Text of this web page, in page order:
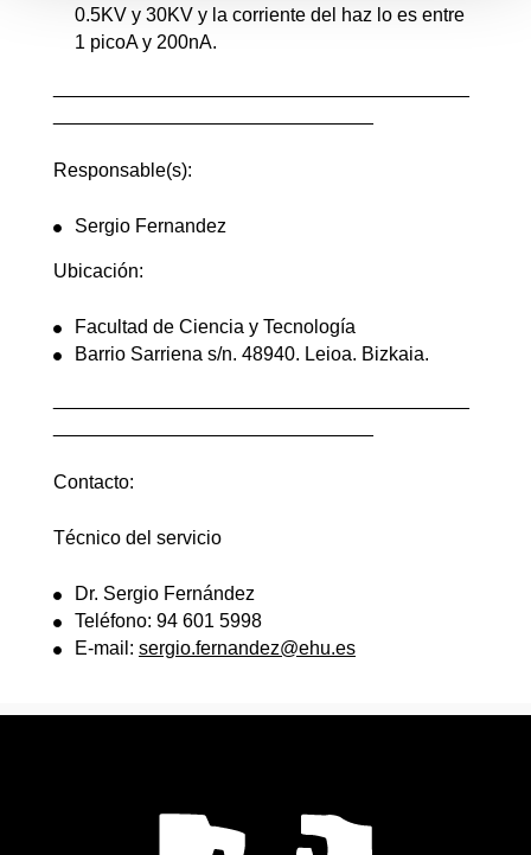
0.5KV y 30KV y la corriente del haz lo es entre
1 picoA y 200nA.
Responsable(s):
Sergio Fernandez
Ubicación:
Facultad de Ciencia y Tecnología
Barrio Sarriena s/n. 48940. Leioa. Bizkaia.
Contacto:
Técnico del servicio
Dr. Sergio Fernández
Teléfono: 94 601 5998
E-mail: sergio.fernandez@ehu.es